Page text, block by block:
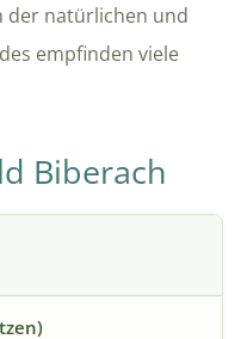
der natürlichen und
empfinden viele
Biberach